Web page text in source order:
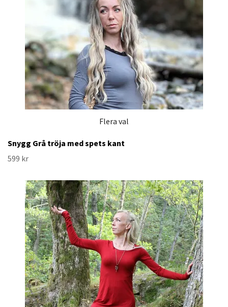
Flera val
Snygg Grå tröja med spets kant
599 kr